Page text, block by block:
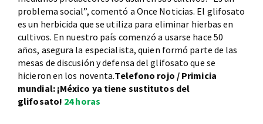
problema social”, comentó a Once Noticias. El glifosato
es un herbicida que se utiliza para eliminar hierbas en
cultivos. En nuestro país comenzó a usarse hace 50
años, asegura la especialista, quien formó parte de las
mesas de discusión y defensa del glifosato que se
hicieron en los noventa.Telefono rojo / Primicia
mundial: ¡México ya tiene sustitutos del
glifosato! 24 horas